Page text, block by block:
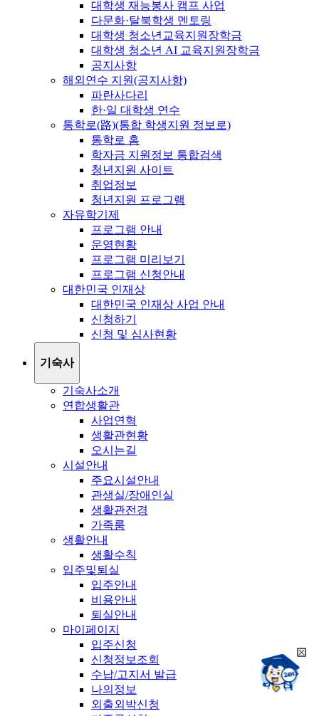
대학생 재능봉사 캠프 사업
다문화·탈북학생 멘토링
대학생 청소년교육지원장학금
대학생 청소년 AI 교육지원장학금
공지사항
해외연수 지원(공지사항)
파란사다리
한·일 대학생 연수
통학로(路)(통합 학생지원 정보로)
통학로 홈
학자금 지원정보 통합검색
청년지원 사이트
취업정보
청년지원 프로그램
자유학기제
프로그램 안내
운영현황
프로그램 미리보기
프로그램 신청안내
대한민국 인재상
대한민국 인재상 사업 안내
신청하기
신청 및 심사현황
기숙사
기숙사소개
연합생활관
사업연혁
생활관현황
오시는길
시설안내
주요시설안내
관생실/장애인실
생활관전경
가족룸
생활안내
생활수칙
입주및퇴실
입주안내
비용안내
퇴실안내
마이페이지
입주신청
신청정보조회
수납/고지서 발급
나의정보
외출외박신청
챗봇상담:
24시
채팅상담:
9시~18시
희